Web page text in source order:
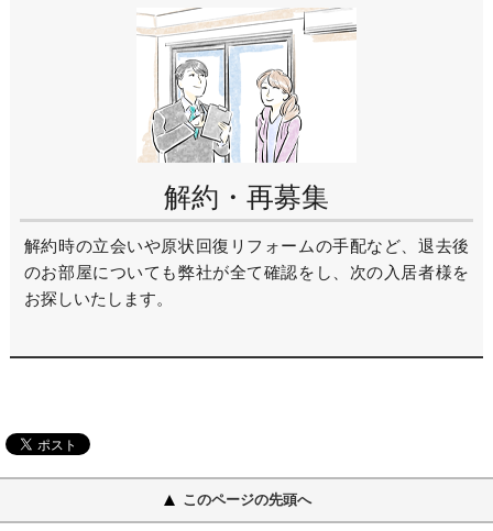
このページの先頭へ